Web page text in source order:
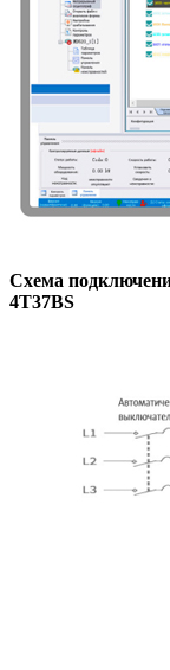
Схема
4T37BS